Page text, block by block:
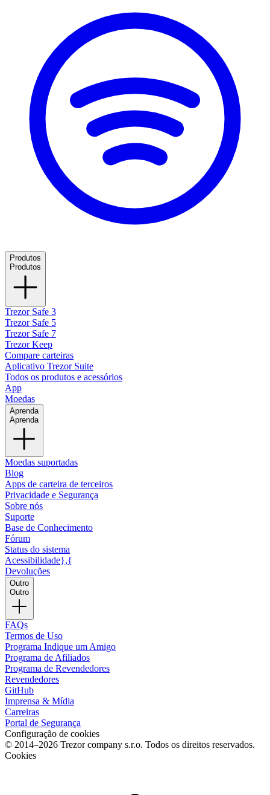
Produtos
Produtos
Trezor Safe 3
Trezor Safe 5
Trezor Safe 7
Trezor Keep
Compare carteiras
Aplicativo Trezor Suite
Todos os produtos e acessórios
App
Moedas
Aprenda
Aprenda
Moedas suportadas
Blog
Apps de carteira de terceiros
Privacidade e Segurança
Sobre nós
Suporte
Base de Conhecimento
Fórum
Status do sistema
Acessibilidade},{
Devoluções
Outro
Outro
FAQs
Termos de Uso
Programa Indique um Amigo
Programa de Afiliados
Programa de Revendedores
Revendedores
GitHub
Imprensa & Mídia
Carreiras
Portal de Segurança
Configuração de cookies
© 2014–2026 Trezor company s.r.o. Todos os direitos reservados.
Cookies